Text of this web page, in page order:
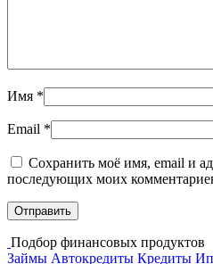
Имя *
Email *
Сохранить моё имя, email и
последующих моих
Подбор финансовых продуктов
Займы Автокредиты Кредиты